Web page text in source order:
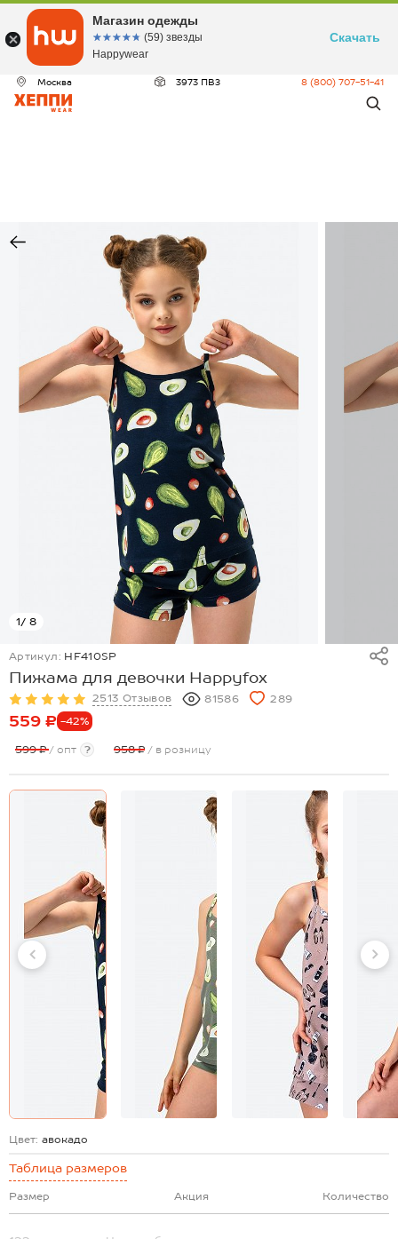
Москва 3973 ПВЗ 8 (800) 707-51-41
1/ 8
Артикул: HF410SP
Пижама для девочки Happyfox
2513 Отзывов 81586 289
559 ₽ -42%
599 ₽/ опт ? 958 ₽ / в розницу
Цвет: авокадо
Таблица размеров
Размер Акция Количество
Магазин одежды
☆☆☆☆☆
★★★★★ (59) звезды
Happywear
Скачать